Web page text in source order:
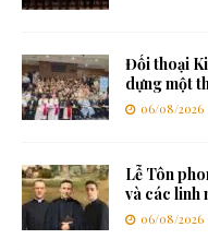
Đối thoại
dựng một
06/08/2026
Lễ Tôn
và các linh
06/08/2026